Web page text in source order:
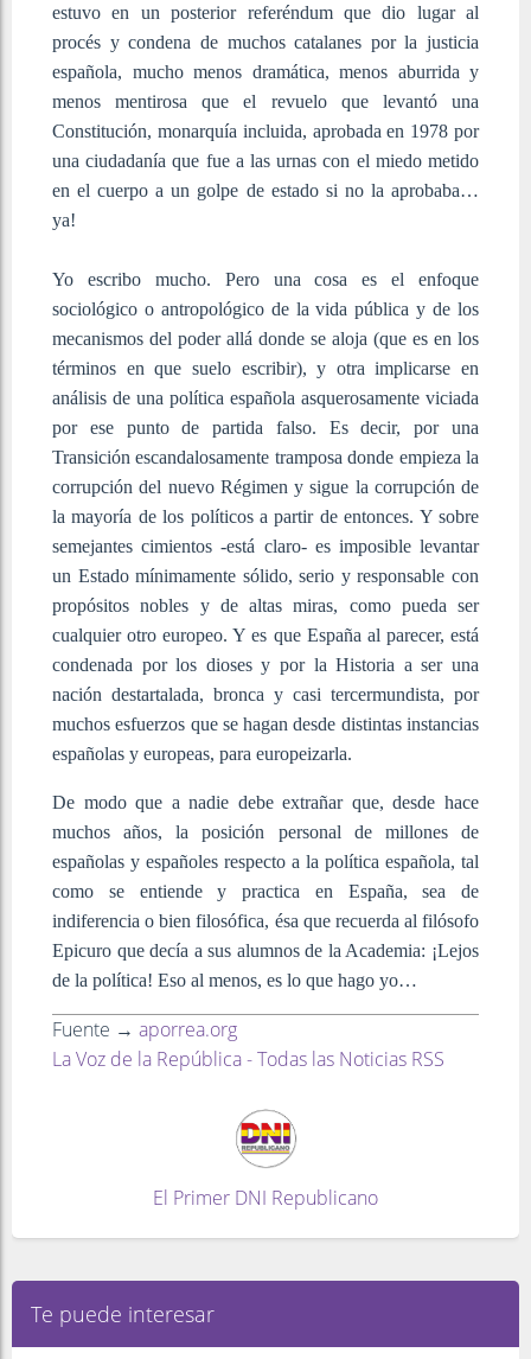
estuvo en un posterior referéndum que dio lugar al
procés y condena de muchos catalanes por la justicia
española, mucho menos dramática, menos aburrida y
menos mentirosa que el revuelo que levantó una
Constitución, monarquía incluida, aprobada en 1978 por
una ciudadanía que fue a las urnas con el miedo metido
en el cuerpo a un golpe de estado si no la aprobaba…
ya!
Yo escribo mucho. Pero una cosa es el enfoque
sociológico o antropológico de la vida pública y de los
mecanismos del poder allá donde se aloja (que es en los
términos en que suelo escribir), y otra implicarse en
análisis de una política española asquerosamente viciada
por ese punto de partida falso. Es decir, por una
Transición escandalosamente tramposa donde empieza la
corrupción del nuevo Régimen y sigue la corrupción de
la mayoría de los políticos a partir de entonces. Y sobre
semejantes cimientos -está claro- es imposible levantar
un Estado mínimamente sólido, serio y responsable con
propósitos nobles y de altas miras, como pueda ser
cualquier otro europeo. Y es que España al parecer, está
condenada por los dioses y por la Historia a ser una
nación destartalada, bronca y casi tercermundista, por
muchos esfuerzos que se hagan desde distintas instancias
españolas y europeas, para europeizarla.
De modo que a nadie debe extrañar que, desde hace
muchos años, la posición personal de millones de
españolas y españoles respecto a la política española, tal
como se entiende y practica en España, sea de
indiferencia o bien filosófica, ésa que recuerda al filósofo
Epicuro que decía a sus alumnos de la Academia: ¡Lejos
de la política! Eso al menos, es lo que hago yo…
Fuente → aporrea.org
La Voz de la República - Todas las Noticias RSS
El Primer DNI Republicano
Te puede interesar